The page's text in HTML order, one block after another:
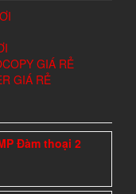
GIÁ RẺ
GIÁ RẺ
Đàm thoại 2